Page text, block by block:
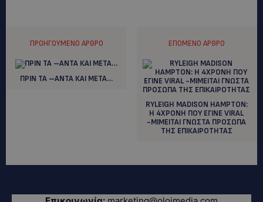
ΠΡΟΗΓΟΎΜΕΝΟ ΆΡΘΡΟ
ΠΡΙΝ ΤΑ –ΑΝΤΑ ΚΑΙ ΜΕΤΑ…
ΕΠΌΜΕΝΟ ΆΡΘΡΟ
RYLEIGH MADISON HAMPTON:
H 4ΧΡΟΝΗ ΠΟΥ ΕΓΙΝΕ VIRAL
-ΜΙΜΕΙΤΑΙ ΓΝΩΣΤΑ ΠΡΟΣΩΠΑ
ΤΗΣ ΕΠΙΚΑΙΡΟΤΗΤΑΣ